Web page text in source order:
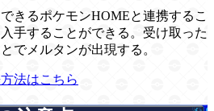
きるポケモンHOMEと連携するこ
手することができる。受け取った
でメルタンが出現する。
法はこちら